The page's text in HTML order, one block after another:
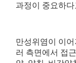
과정이 중요하다
만성위염이 이
러 측면에서 접